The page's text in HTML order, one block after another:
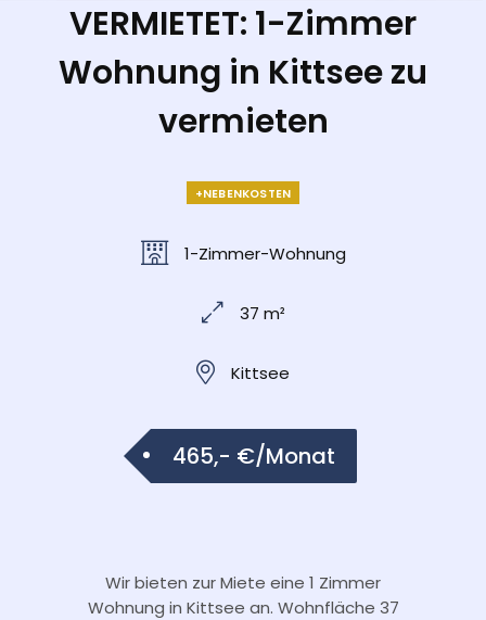
VERMIETET: 1-Zimmer
Wohnung in Kittsee zu
vermieten
+NEBENKOSTEN
1-Zimmer-Wohnung
37 m²
Kittsee
465,- €/Monat
Wir bieten zur Miete eine 1 Zimmer
Wohnung in Kittsee an. Wohnfläche 37